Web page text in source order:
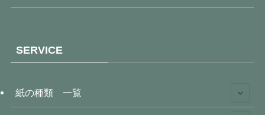
SERVICE
紙の種類 一覧